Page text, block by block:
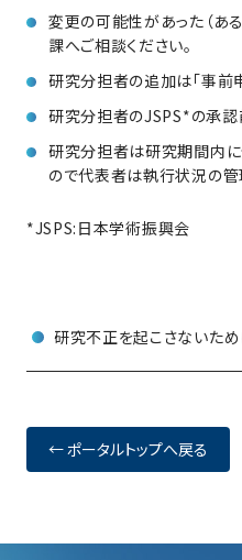
変更の可能性があった（あ
課へご相談ください。
研究分担者の追加は「事前
研究分担者のJSPS*の承認
研究分担者は研究期間内
ので代表者は執行状況の管
*JSPS:日本学術振興会
研究不正を起こさない
← ポータルトップへ戻る